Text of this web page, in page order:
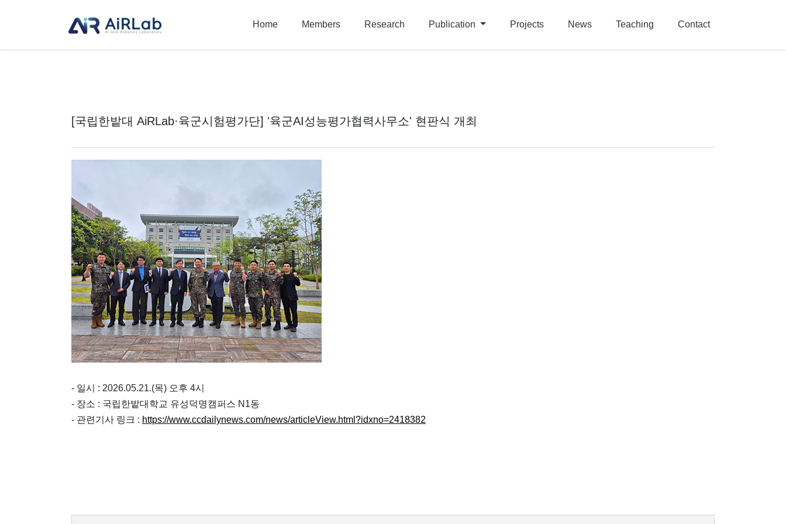
Home Members Research Publication Projects News Teaching Contact
[국립한밭대 AiRLab·육군시험평가단] '육군AI성능평가협력사무소' 현판식 개최
- 일시 : 2026.05.21.(목) 오후 4시
- 장소 : 국립한밭대학교 유성덕명캠퍼스 N1동
- 관련기사 링크 : https://www.ccdailynews.com/news/articleView.html?idxno=2418382